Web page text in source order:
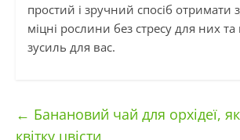
простий і зручний спосіб отримати
міцні рослини без стресу для них та
зусиль для вас.
← Банановий чай для орхідеї,
квітку цвісти